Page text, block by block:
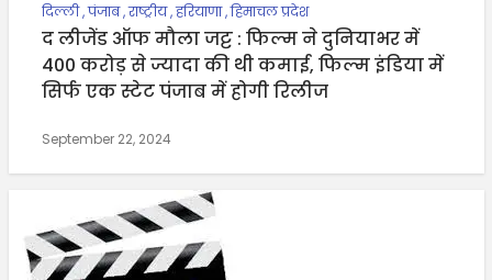
दिल्ली,पंजाब,राष्ट्रीय,हरियाणा,हिमाचल प्रदेश
द लीजेंड ऑफ मौला जट्ट : फिल्म ने दुनियाभर में
400 करोड़ से ज्यादा की थी कमाई, फिल्म इंडिया में
सिर्फ एक स्टेट पंजाब में होगी रिलीज
September 22, 2024